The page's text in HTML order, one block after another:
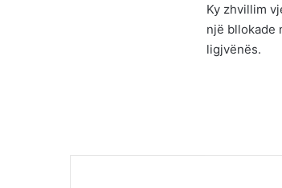
Ky zhvillim
një bllokade
ligjvënës.